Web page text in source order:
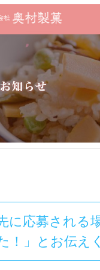
に応募される
！」とお伝え